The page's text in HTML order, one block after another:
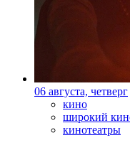
06 августа, четверг
кино
широкий
кинотеатры